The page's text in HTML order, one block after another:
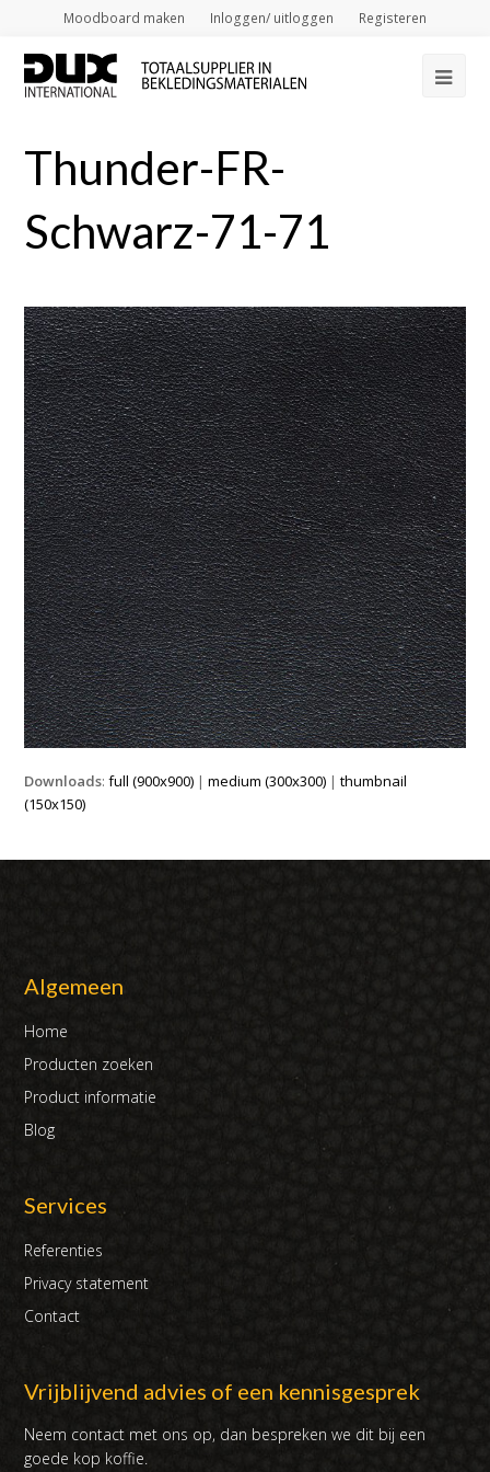
Moodboard maken Inloggen/ uitloggen Registeren
Thunder-FR-
Schwarz-71-71
Downloads:full (900x900) |medium (300x300) |thumbnail
(150x150)
Algemeen
Home
Producten zoeken
Product informatie
Blog
Services
Referenties
Privacy statement
Contact
Vrijblijvend advies of een kennisgesprek
Neem contact met ons op, dan bespreken we dit bij een
goede kop koffie.